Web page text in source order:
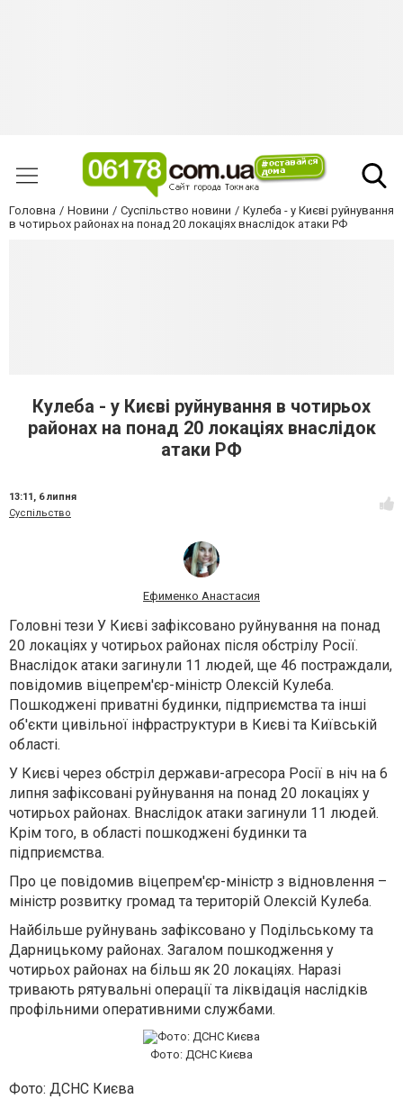
Головна Новини Суспільство новини
Кулеба - у Києві руйнування
в чотирьох районах на понад 20 локаціях внаслідок атаки РФ
Кулеба - у Києві руйнування в чотирьох
районах на понад 20 локаціях внаслідок
атаки РФ
13:11, 6 липня
Суспільство
Ефименко Анастасия
Головні тези У Києві зафіксовано руйнування на понад
20 локаціях у чотирьох районах після обстрілу Росії.
Внаслідок атаки загинули 11 людей, ще 46 постраждали,
повідомив віцепрем'єр-міністр Олексій Кулеба.
Пошкоджені приватні будинки, підприємства та інші
об'єкти цивільної інфраструктури в Києві та Київській
області.
У Києві через обстріл держави-агресора Росії в ніч на 6
липня зафіксовані руйнування на понад 20 локаціях у
чотирьох районах. Внаслідок атаки загинули 11 людей.
Крім того, в області пошкоджені будинки та
підприємства.
Про це повідомив віцепрем'єр-міністр з відновлення –
міністр розвитку громад та територій Олексій Кулеба.
Найбільше руйнувань зафіксовано у Подільському та
Дарницькому районах. Загалом пошкодження у
чотирьох районах на більш як 20 локаціях. Наразі
тривають рятувальні операції та ліквідація наслідків
профільними оперативними службами.
Фото: ДСНС Києва
Фото: ДСНС Києва